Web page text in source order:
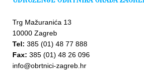
Trg Mažuranića 13
10000 Zagreb
Tel: 385 (01) 48 77 888
Fax: 385 (01) 48 26 096
info@obrtnici-zagreb.hr